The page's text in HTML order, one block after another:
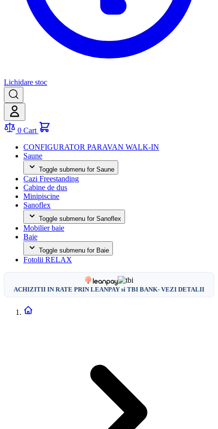
Lichidare stoc
0 Cart
CONFIGURATOR PARAVAN WALK-IN
Saune
Toggle submenu for Saune
Cazi Freestanding
Cabine de dus
Minipiscine
Sanoflex
Toggle submenu for Sanoflex
Mobilier baie
Baie
Toggle submenu for Baie
Fotolii RELAX
ACHIZITII IN RATE PRIN LEANPAY si TBI BANK- VEZI DETALII